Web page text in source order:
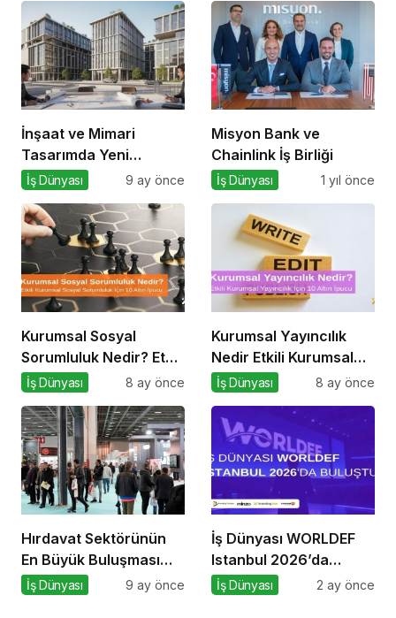
İnşaat ve Mimari
Tasarımda Yeni
Standartlar Belirliyor
İş Dünyası 9 ay önce
Misyon Bank ve
Chainlink İş Birliği
İş Dünyası 1 yıl önce
Kurumsal Sosyal
Sorumluluk Nedir? Etkili
Kurumsal Sosyal
Öneri
İş Dünyası 8 ay önce
Kurumsal Yayıncılık
Nedir Etkili Kurumsal
Yayıncılık İçin 10 Altın
İş Dünyası 8 ay önce
Hırdavat Sektörünün
En Büyük Buluşması
İçin İstanbul Hazır!
İş Dünyası 9 ay önce
İş Dünyası WORLDEF
Istanbul 2026’da
Buluştu
İş Dünyası 2 ay önce